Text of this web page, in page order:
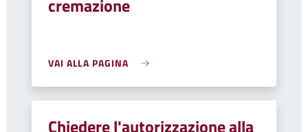
cremazione
VAI ALLA PAGINA
Chiedere l'autorizzazione alla